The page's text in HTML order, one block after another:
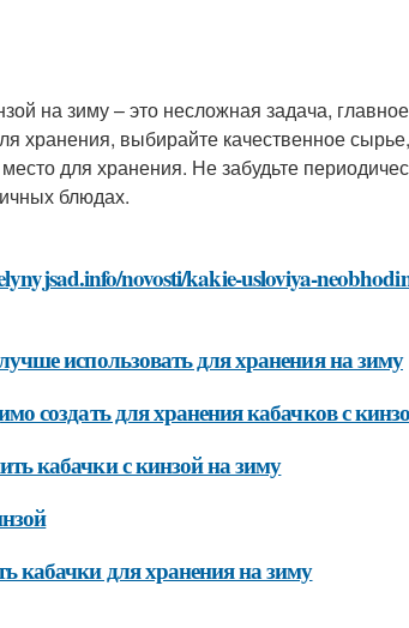
на зиму – это несложная задача,
хранения, выбирайте качественное
для хранения. Не забудьте
блюдах.
novosti/kakie-usloviya-
использовать для хранения на зиму
создать для хранения кабачков с
кабачки с кинзой на зиму
кабачки для хранения на зиму